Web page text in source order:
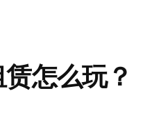
怎么玩？